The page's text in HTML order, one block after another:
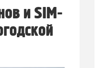
и SIM-